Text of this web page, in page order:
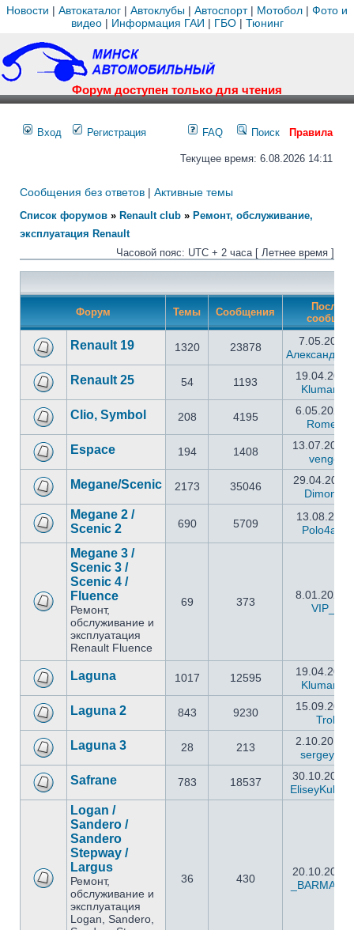
Новости | Автокаталог | Автоклубы | Автоспорт| Мотобол | Фото и
видео| Информация ГАИ | ГБО| Тюнинг
Форум доступен только для чтения
Вход Регистрация FAQ Поиск Правила
Текущее время: 6.08.2026 14:11
Сообщения без ответов | Активные темы
Список форумов » Renault club » Ремонт, обслуживание,
эксплуатация Renault
Часовой пояс: UTC + 2 часа [ Летнее время ]
Форум Темы Сообщения
Renault 19 1320 23878
7.05.2025
Renault 25 54 1193
Kluman25
Clio, Symbol 208 4195
6.05.2024
Romero
Espace 194 1408
13.07.2023
venger
Megane/Scenic 2173 35046
29.04.2025
Dimon81
Megane 2 /
Scenic 2
690 5709
Polo4anin
Megane 3 /
Scenic 3 /
Scenic 4 /
Fluence
Ремонт,
обслуживание и
эксплуатация
Renault Fluence
69 373
8.01.2025
VIP_1
Laguna 1017 12595
Kluman25
Laguna 2 843 9230
Troll
Laguna 3 28 213
2.10.2018
sergey496
Safrane 783 18537
30.10.2023
Logan /
Sandero /
Sandero
Stepway /
Largus
Ремонт,
обслуживание и
эксплуатация
Logan, Sandero,
36 430
20.10.2023